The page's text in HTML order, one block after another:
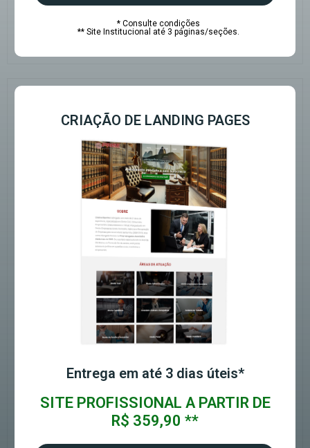
* Consulte condições
** Site Institucional até 3 páginas/seções.
CRIAÇÃO DE LANDING PAGES
Entrega em até 3 dias úteis*
SITE PROFISSIONAL A PARTIR DE
R$ 359,90 **